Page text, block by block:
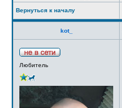
Вернуться к началу
kot_
Любитель